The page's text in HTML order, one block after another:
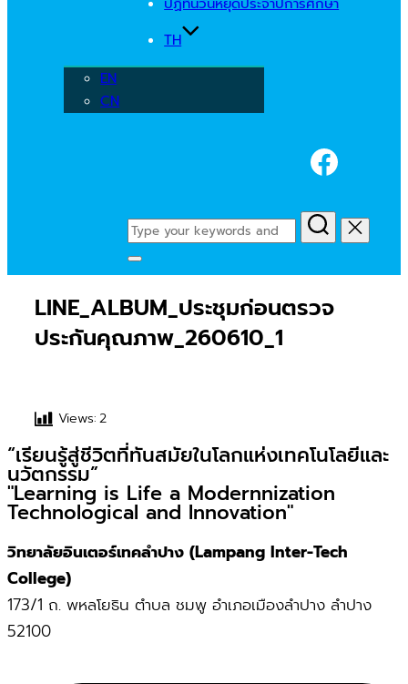
TH
EN
CN
Search
for:
Toggle
&
navigation
LINE_ALBUM_ประชุมก่อนตรวจ
ประกันคุณภาพ_260610_1
Views:2
“เรียนรู้สู่ชีวิตที่ทันสมัยในโลกแห่งเทคโนโลยีและ
นวัตกรรม”
"Learning is Life a Modernnization
Technological and Innovation"
วิทยาลัยอินเตอร์เทคลำปาง (Lampang Inter-Tech
College)
173/1 ถ. พหลโยธิน ตำบล ชมพู อำเภอเมืองลำปาง ลำปาง
52100